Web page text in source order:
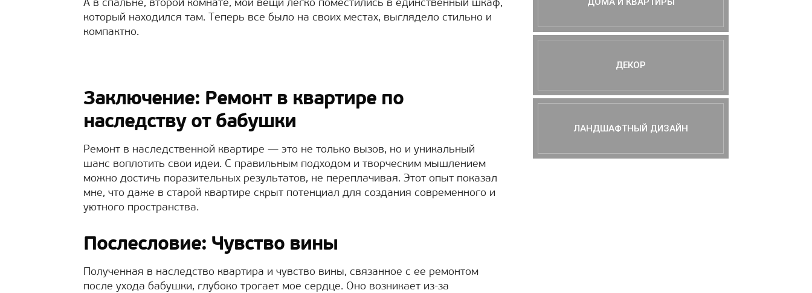
А в спальне, второй комнате, мои вещи легко поместились в единственный шкаф,
который находился там. Теперь все было на своих местах, выглядело стильно и
компактно.
Заключение: Ремонт в квартире по
наследству от бабушки
Ремонт в наследственной квартире — это не только вызов, но и уникальный
шанс воплотить свои идеи. С правильным подходом и творческим мышлением
можно достичь поразительных результатов, не переплачивая. Этот опыт показал
мне, что даже в старой квартире скрыт потенциал для создания современного и
уютного пространства.
Послесловие: Чувство вины
Полученная в наследство квартира и чувство вины, связанное с ее ремонтом
после ухода бабушки, глубоко трогает мое сердце. Оно возникает из-за
ДЕКОР
ЛАНДШАФТНЫЙ ДИЗАЙН